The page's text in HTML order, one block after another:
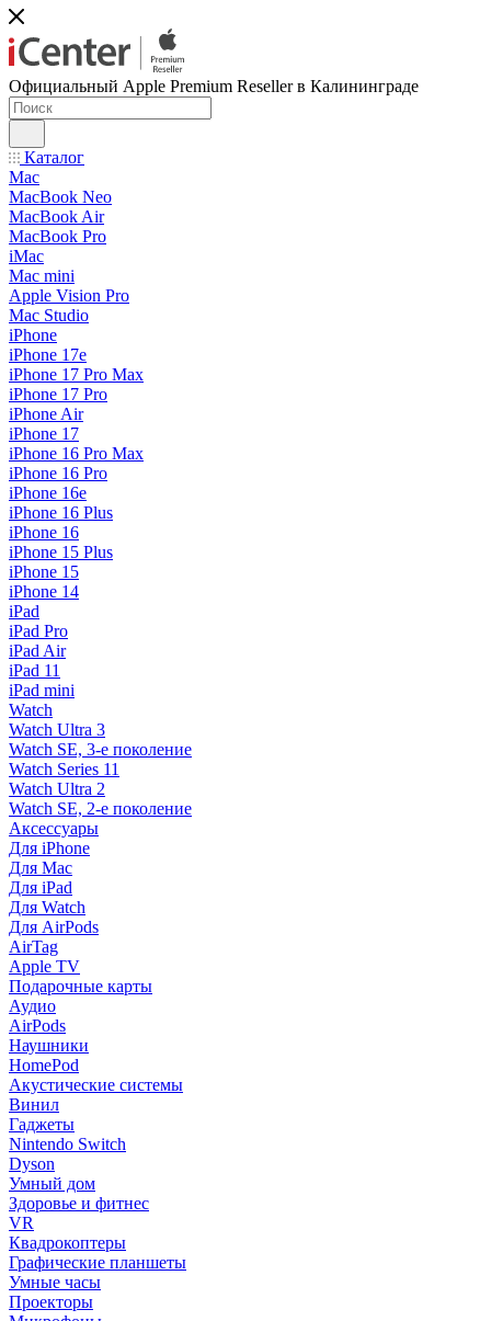
Официальный Apple Premium Reseller в Калининграде
Каталог
Mac
MacBook Neo
MacBook Air
MacBook Pro
iMac
Mac mini
Apple Vision Pro
Mac Studio
iPhone
iPhone 17e
iPhone 17 Pro Max
iPhone 17 Pro
iPhone Air
iPhone 17
iPhone 16 Pro Max
iPhone 16 Pro
iPhone 16e
iPhone 16 Plus
iPhone 16
iPhone 15 Plus
iPhone 15
iPhone 14
iPad
iPad Pro
iPad Air
iPad 11
iPad mini
Watch
Watch Ultra 3
Watch SE, 3-е поколение
Watch Series 11
Watch Ultra 2
Watch SE, 2-е поколение
Аксессуары
Для iPhone
Для Mac
Для iPad
Для Watch
Для AirPods
AirTag
Apple TV
Подарочные карты
Аудио
AirPods
Наушники
HomePod
Акустические системы
Винил
Гаджеты
Nintendo Switch
Dyson
Умный дом
Здоровье и фитнес
VR
Квадрокоптеры
Графические планшеты
Умные часы
Проекторы